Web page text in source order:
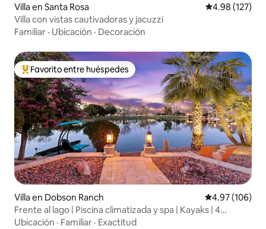
Villa en Santa Rosa Calificación
4.98 (127)
Villa con vistas cautivadoras y jacuzzi
Familiar · Ubicación · Decoración
Favorito entre huéspedes preferido
Favorito entre huéspedes
Villa en Dobson Ranch Calificación
4.97 (106)
Frente al lago | Piscina climatizada y spa | Kayaks | 4
dormitorios
Ubicación · Familiar · Exactitud